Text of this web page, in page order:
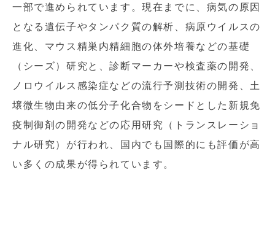
一部で進められています。現在までに、病気の原因
となる遺伝子やタンパク質の解析、病原ウイルスの
進化、マウス精巣内精細胞の体外培養などの基礎
（シーズ）研究と、診断マーカーや検査薬の開発、
ノロウイルス感染症などの流行予測技術の開発、土
壌微生物由来の低分子化合物をシードとした新規免
疫制御剤の開発などの応用研究（トランスレーショ
ナル研究）が行われ、国内でも国際的にも評価が高
い多くの成果が得られています。